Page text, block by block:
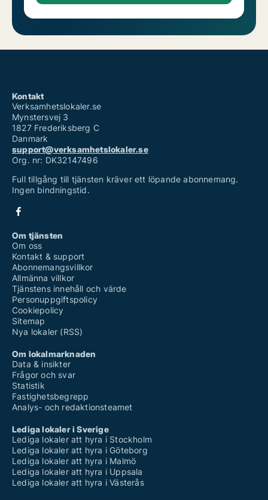
Kontakt
Verksamhetslokaler.se
Mynstersvej 3
1827 Frederiksberg C
Danmark
support@verksamhetslokaler.se
Org. nr: DK32147496
Full tillgång till tjänsten kräver ett löpande abonnemang.
Ingen bindningstid.
Om tjänsten
Om oss
Kontakt & support
Abonnemangsvillkor
Allmänna villkor
Tjänstens innehåll och värde
Personuppgiftspolicy
Cookiepolicy
Sitemap
Nya lokaler (RSS)
Om lokalmarknaden
Data & insikter
Frågor och svar
Statistik
Fastighetsbegrepp
Analys- och redaktionsteamet
Lediga lokaler i Sverige
Lediga lokaler att hyra i Stockholm
Lediga lokaler att hyra i Göteborg
Lediga lokaler att hyra i Malmö
Lediga lokaler att hyra i Uppsala
Lediga lokaler att hyra i Västerås